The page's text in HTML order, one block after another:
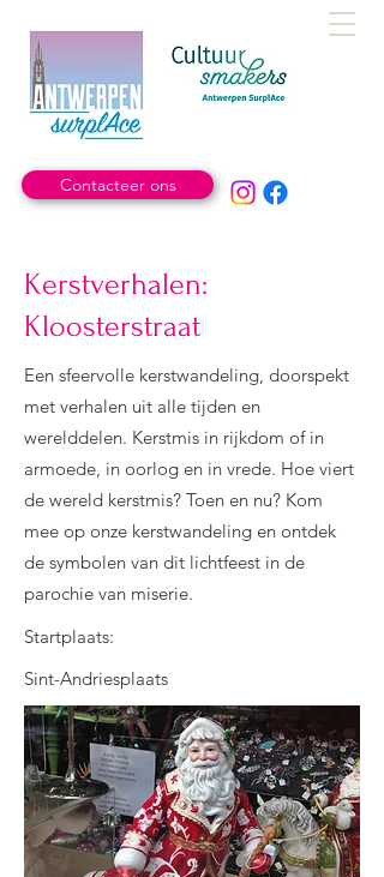
Contacteer ons
Kerstverhalen:
Kloosterstraat
Een sfeervolle kerstwandeling, doorspekt
met verhalen uit alle tijden en
werelddelen. Kerstmis in rijkdom of in
armoede, in oorlog en in vrede. Hoe viert
de wereld kerstmis? Toen en nu? Kom
mee op onze kerstwandeling en ontdek
de symbolen van dit lichtfeest in de
parochie van miserie.
Startplaats:
Sint-Andriesplaats